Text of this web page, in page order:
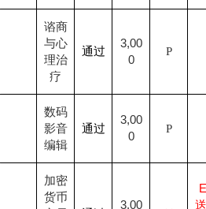
谘商
与心
理治
疗
通过
3,00
0
P
数码
影音
编辑
通过
3,00
0
P
加密
货币
3,00